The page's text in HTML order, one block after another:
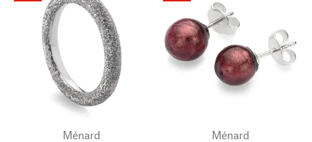
Ménard
Ménard